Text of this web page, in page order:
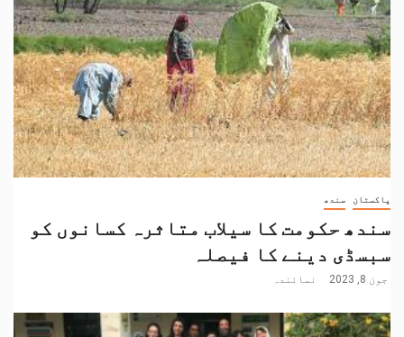
پاکستان سندھ
سندھ حکومت کا سیلاب متاثرہ کسانوں کو
سبسڈی دینے کا فیصلہ
جون 8, 2023 نمائندہ